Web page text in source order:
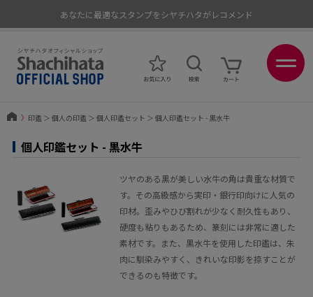
あなたに最適なスタンプをシヤチハタがレコメンド
〉 印鑑＞ 個人の印鑑＞ 個人印鑑セット ＞ 個人印鑑セット - 黒水牛
個人印鑑セット - 黒水牛
ツヤのある黒が美しい水牛の角は貴重な材質で
す。その高級感から実印・銀行印向けに人気の
印材。歪みやひび割れが少なく耐久性もあり、
硬度も粘りもあるため、篆刻には非常に適した
素材です。また、黒水牛を使用した印鑑は、朱
肉に馴染みやすく、きれいな印影を捺すことが
できるのも特徴です。